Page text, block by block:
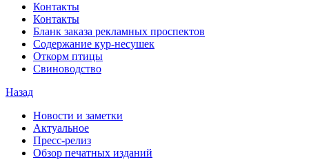
Контакты
Контакты
Бланк заказа рекламных проспектов
Содержание кур-несушек
Откорм птицы
Свиноводство
Назад
Новости и заметки
Актуальное
Пресс-релиз
Обзор печатных изданий